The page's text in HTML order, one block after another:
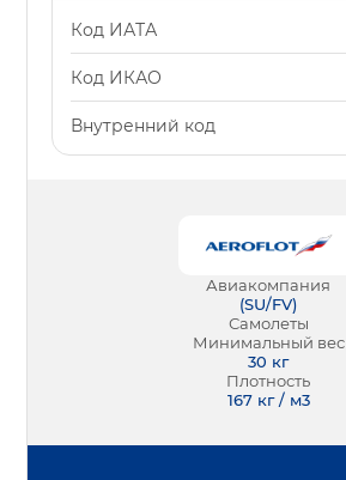
Код ИАТА
Код ИКАО
Внутренний код
Авиакомпания
(SU/FV)
Самолеты
Минимальный вес
30 кг
Плотность
167 кг / м3